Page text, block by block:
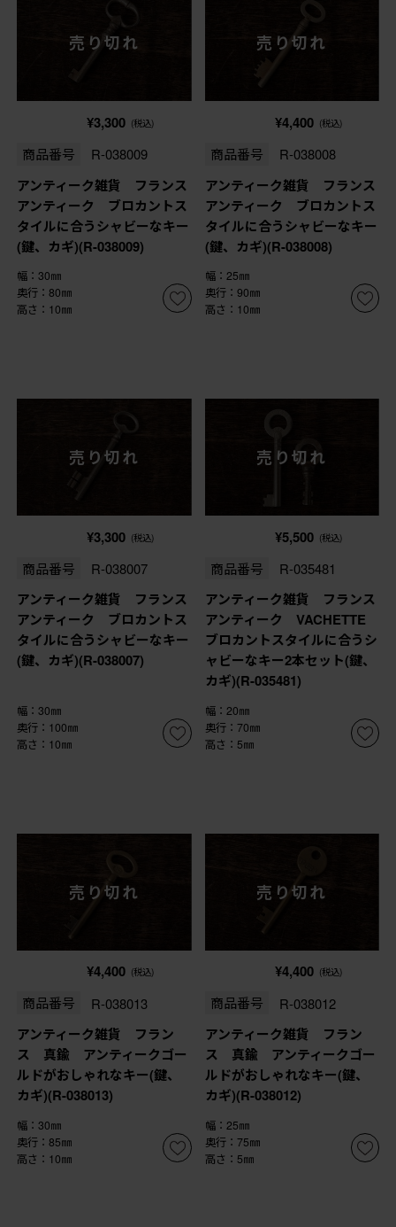
売り切れ
¥3,300 (税込)
商品番号 R-038009
アンティーク雑貨 フランス
アンティーク ブロカントス
タイルに合うシャビーなキー
(鍵、カギ)(R-038009)
幅：30㎜
奥行：80㎜
高さ：10㎜
売り切れ
¥4,400 (税込)
商品番号 R-038008
アンティーク雑貨 フランス
アンティーク ブロカントス
タイルに合うシャビーなキー
(鍵、カギ)(R-038008)
幅：25㎜
奥行：90㎜
高さ：10㎜
売り切れ
¥3,300 (税込)
商品番号 R-038007
アンティーク雑貨 フランス
アンティーク ブロカントス
タイルに合うシャビーなキー
(鍵、カギ)(R-038007)
幅：30㎜
奥行：100㎜
高さ：10㎜
売り切れ
¥5,500 (税込)
商品番号 R-035481
アンティーク雑貨 フランス
アンティーク VACHETTE
ブロカントスタイルに合うシ
ャビーなキー2本セット(鍵、
カギ)(R-035481)
幅：20㎜
奥行：70㎜
高さ：5㎜
売り切れ
¥4,400 (税込)
商品番号 R-038013
アンティーク雑貨 フラン
ス 真鍮 アンティークゴー
ルドがおしゃれなキー(鍵、
カギ)(R-038013)
幅：30㎜
奥行：85㎜
高さ：10㎜
売り切れ
¥4,400 (税込)
商品番号 R-038012
アンティーク雑貨 フラン
ス 真鍮 アンティークゴー
ルドがおしゃれなキー(鍵、
カギ)(R-038012)
幅：25㎜
奥行：75㎜
高さ：5㎜